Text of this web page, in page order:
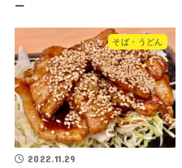
ー
そば・うどん
2022.11.29